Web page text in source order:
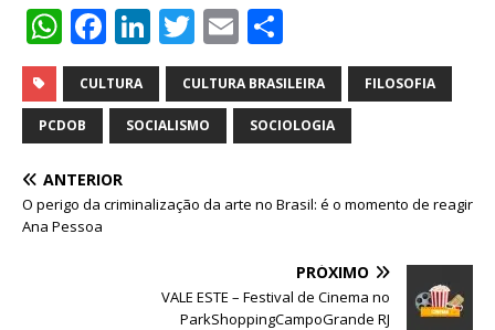
W
h
at
s
A
p
p
F
a
c
e
b
o
Li
n
k
e
n
T
w
it
te
E
m
ai
l
h
ar
e
CULTURA CULTURA BRASILEIRA FILOSOFIA
PCDOB SOCIALISMO SOCIOLOGIA
ANTERIOR
O perigo da criminalização da arte no Brasil: é o momento de reagir
Ana Pessoa
PRÓXIMO
VALE ESTE – Festival de Cinema no
ParkShoppingCampoGrande RJ